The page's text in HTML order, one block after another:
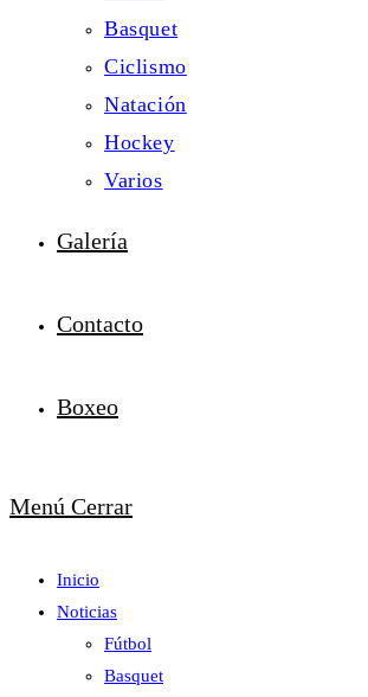
Basquet
Ciclismo
Natación
Hockey
Varios
Galería
Contacto
Boxeo
Menú Cerrar
Inicio
Noticias
Fútbol
Basquet